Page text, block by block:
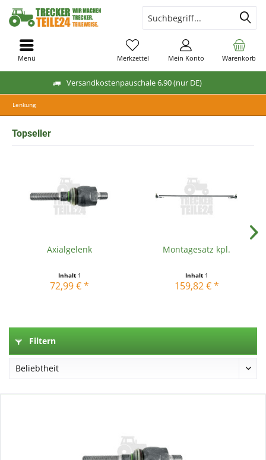
Versandkostenpauschale 6,90 (nur DE)
Warenkorb
Merkzettel Mein Konto
Menü
Lenkung
Topseller
Axialgelenk
Inhalt 1
72,99 € *
Montagesatz kpl.
Inhalt 1
159,82 € *
Filtern